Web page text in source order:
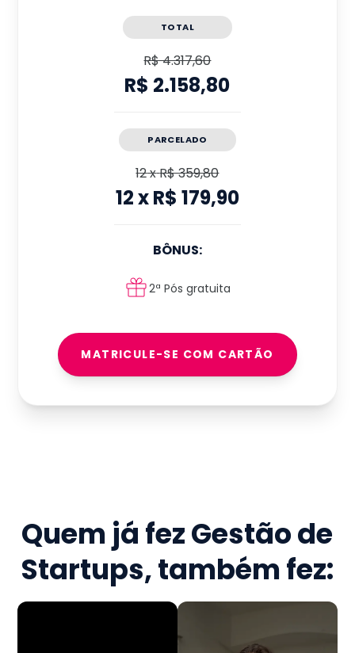
TOTAL
R$ 4.317,60
R$ 2.158,80
PARCELADO
12xR$ 359,80
12xR$ 179,90
BÔNUS:
2ª Pós gratuita
MATRICULE-SE COM CARTÃO
Quem já fezGestão de
Startups, também fez: